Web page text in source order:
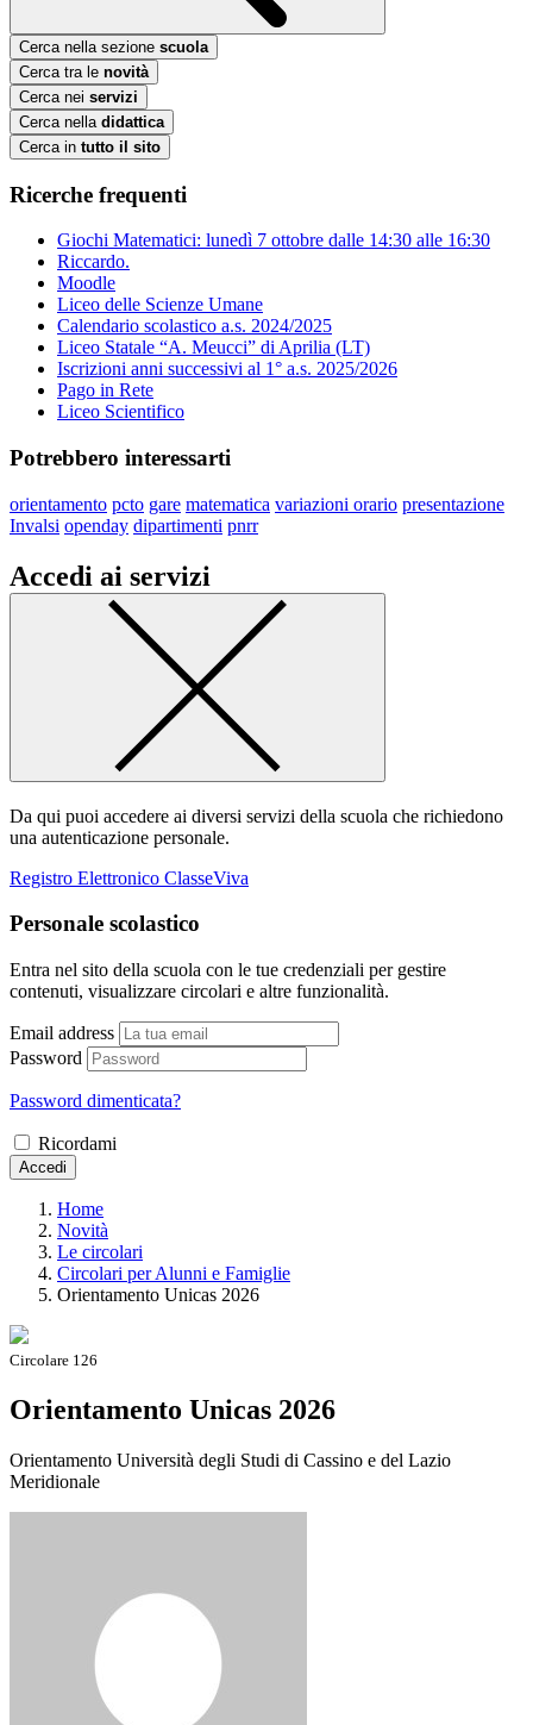
Cerca nella sezione scuola
Cerca tra le novità
Cerca nei servizi
Cerca nella didattica
Cerca in tutto il sito
Ricerche frequenti
Giochi Matematici: lunedì 7 ottobre dalle 14:30 alle 16:30
Riccardo.
Moodle
Liceo delle Scienze Umane
Calendario scolastico a.s. 2024/2025
Liceo Statale “A. Meucci” di Aprilia (LT)
Iscrizioni anni successivi al 1° a.s. 2025/2026
Pago in Rete
Liceo Scientifico
Potrebbero interessarti
orientamento pcto gare matematica variazioni orario presentazione
Invalsi openday dipartimenti pnrr
Accedi ai servizi
Da qui puoi accedere ai diversi servizi della scuola che richiedono
una autenticazione personale.
Registro Elettronico ClasseViva
Personale scolastico
Entra nel sito della scuola con le tue credenziali per gestire
contenuti, visualizzare circolari e altre funzionalità.
Email address
Password
Password dimenticata?
Ricordami
Accedi
Home
Novità
Le circolari
Circolari per Alunni e Famiglie
Orientamento Unicas 2026
Circolare 126
Orientamento Unicas 2026
Orientamento Università degli Studi di Cassino e del Lazio
Meridionale